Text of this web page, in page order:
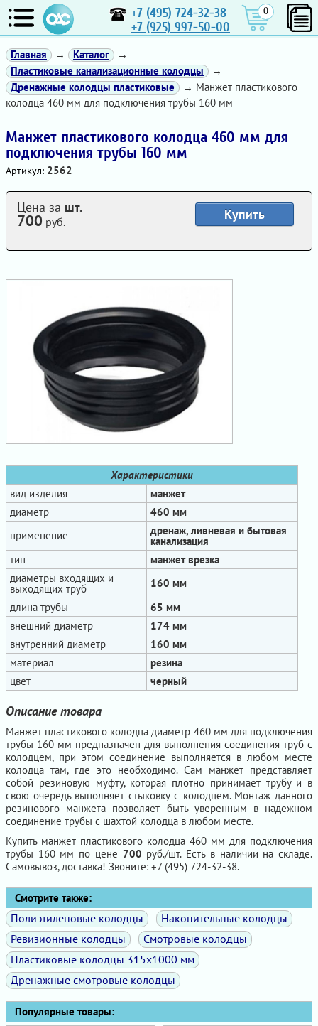
+7 (495) 724-32-38
+7 (925) 997-50-00
0
Главная → Каталог
→
Пластиковые канализационные колодцы
→
Дренажные колодцы пластиковые
→ Манжет пластикового
колодца 460 мм для подключения трубы 160 мм
Манжет пластикового колодца 460 мм для
подключения трубы 160 мм
Артикул: 2562
Характеристики
вид изделия
манжет
диаметр
460 мм
применение
дренаж, ливневая и бытовая
канализация
тип
манжет врезка
диаметры входящих и
выходящих труб
160 мм
длина трубы
65 мм
внешний диаметр
174 мм
внутренний диаметр
160 мм
материал
резина
цвет
черный
Купить
Цена за шт.
700 руб.
Описание товара
Манжет пластикового колодца диаметр 460 мм для подключения
трубы 160 мм предназначен для выполнения соединения труб с
колодцем, при этом соединение выполняется в любом месте
колодца там, где это необходимо. Сам манжет представляет
собой резиновую муфту, которая плотно принимает трубу и в
свою очередь выполняет стыковку с колодцем. Монтаж данного
резинового манжета позволяет быть уверенным в надежном
соединение трубы с шахтой колодца в любом месте.
Купить манжет пластикового колодца 460 мм для подключения
трубы 160 мм по цене 700 руб./шт. Есть в наличии на складе.
Самовывоз, доставка! Звоните: +7 (495) 724-32-38.
Смотрите также:
Полиэтиленовые колодцы
Накопительные колодцы
Ревизионные колодцы
Смотровые колодцы
Пластиковые колодцы 315х1000 мм
Дренажные смотровые колодцы
Популярные товары: